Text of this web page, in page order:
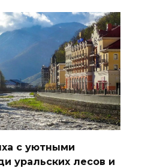
с уютными
уральских лесов и